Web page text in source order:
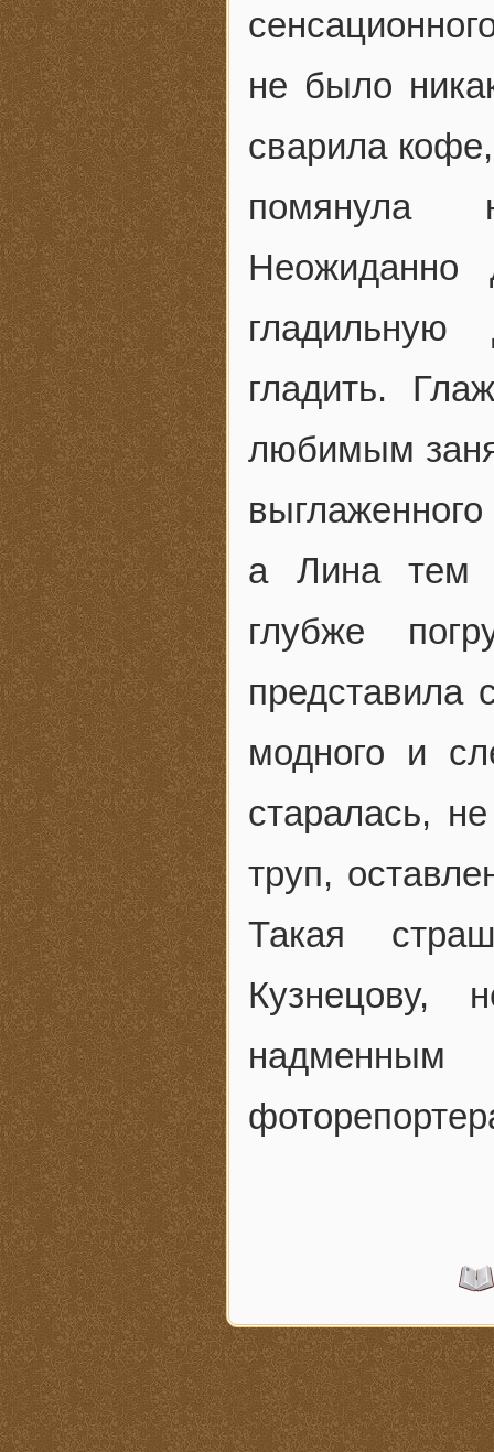
не было
сварила
помянула
гладить.
любимым
а Лина тем
глубже
представила
модного и
старалась,
труп,
Такая
Кузнецову,